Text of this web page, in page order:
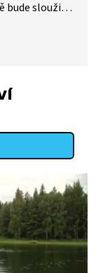
bude sloužit